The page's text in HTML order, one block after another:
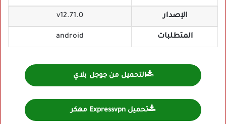
الإصدار v12.71.0
المتطلبات android
التحميل من جوجل بلاي
تحميل Expressvpn مهكر